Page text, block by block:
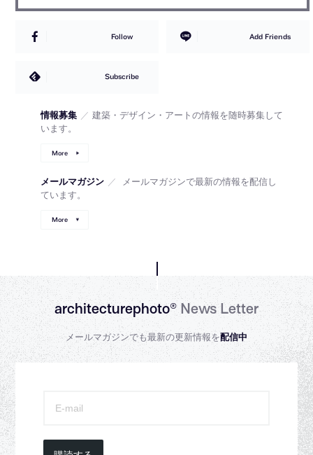
Follow Add Friends
Subscribe
情報募集 ／ 建築・デザイン・アートの情報を随時募集して
います。
More
メールマガジン ／
メールマガジンで最新の情報を配信し
ています。
More
architecturephoto®News Letter
メールマガジンでも最新の更新情報を配信中